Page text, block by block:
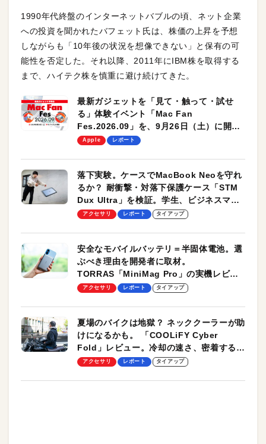
1990年代終盤のインターネットバブルの頃、ネット企業
への投資を聞かれたバフェット氏は、株価の上昇を予想
しながらも「10年後の状況を想像できない」と保有の可
能性を否定した。それ以降、2011年にIBM株を取得する
まで、ハイテク株を慎重に避け続けてきた。
最新ガジェットを「見て・触って・試せ
る」体験イベント「Mac Fan
Fes.2026.09」を、9月26日（土）に開催
します！
Apple レポート
落下実験。ケースでMacBook Neoを守れ
るか？ 耐衝撃・対落下保護ケース「STM
Dux Ultra」を検証。学生、ビジネスマン
のモバイルユースに最適！
アクセサリ レポート タイアップ
安全なモバイルバッテリ＝半固体電池。選
ぶべき理由を開発者に取材。
TORRAS「MiniMag Pro」の実機レビュ
ーも
アクセサリ レポート タイアップ
夏場のバイクは地獄？ ネッククーラーが助
けになるかも。 「COOLiFY Cyber
Fold」レビュー。冷却の速さ、密着する冷
却プレート、シンプルな操作性がグッド！
アクセサリ レポート タイアップ